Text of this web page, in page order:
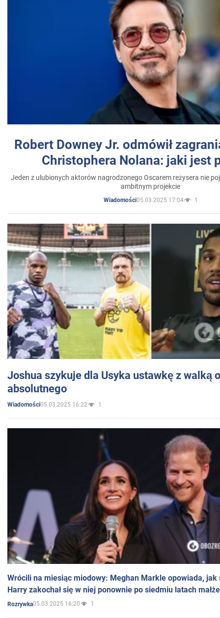
Robert Downey Jr. odmówił
Christophera Nolana: jaki jest
Jeden z ulubionych aktorów nagrodzonego Oscarem reżysera nie
ambitnym projekcie
Wiadomości05.03.2025 17:04 1
Joshua szykuje dla Usyka ustawkę z walką
absolutnego
Wiadomości05.03.2025 16:22 1
Wrócili na miesiąc miodowy: Meghan Markle opowiada, jak
Harry zakochał się w niej ponownie po siedmiu latach
Rozrywka05.03.2025 16:20 1